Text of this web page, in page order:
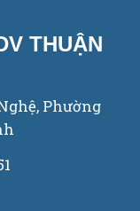
THUẬN
Phường